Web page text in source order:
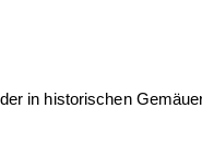
in historischen